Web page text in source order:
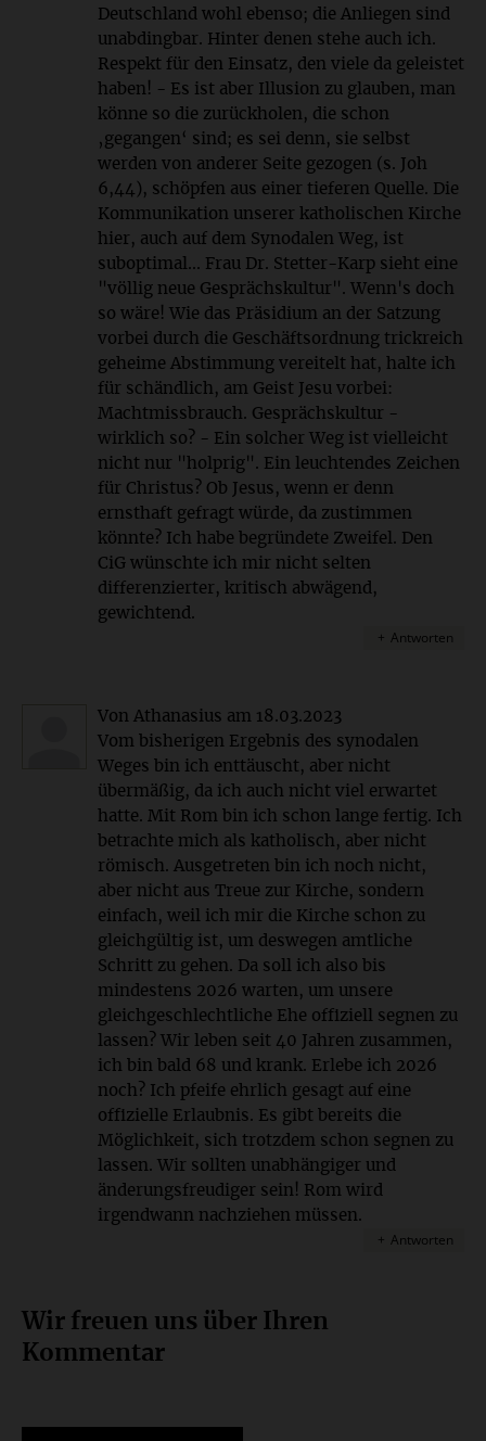
Deutschland wohl ebenso; die Anliegen sind
unabdingbar. Hinter denen stehe auch ich.
Respekt für den Einsatz, den viele da geleistet
haben! - Es ist aber Illusion zu glauben, man
könne so die zurückholen, die schon
‚gegangen‘ sind; es sei denn, sie selbst
werden von anderer Seite gezogen (s. Joh
6,44), schöpfen aus einer tieferen Quelle. Die
Kommunikation unserer katholischen Kirche
hier, auch auf dem Synodalen Weg, ist
suboptimal... Frau Dr. Stetter-Karp sieht eine
"völlig neue Gesprächskultur". Wenn's doch
so wäre! Wie das Präsidium an der Satzung
vorbei durch die Geschäftsordnung trickreich
geheime Abstimmung vereitelt hat, halte ich
für schändlich, am Geist Jesu vorbei:
Machtmissbrauch. Gesprächskultur -
wirklich so? - Ein solcher Weg ist vielleicht
nicht nur "holprig". Ein leuchtendes Zeichen
für Christus? Ob Jesus, wenn er denn
ernsthaft gefragt würde, da zustimmen
könnte? Ich habe begründete Zweifel. Den
CiG wünschte ich mir nicht selten
differenzierter, kritisch abwägend,
gewichtend.
Antworten
Von Athanasius am 18.03.2023
Vom bisherigen Ergebnis des synodalen
Weges bin ich enttäuscht, aber nicht
übermäßig, da ich auch nicht viel erwartet
hatte. Mit Rom bin ich schon lange fertig. Ich
betrachte mich als katholisch, aber nicht
römisch. Ausgetreten bin ich noch nicht,
aber nicht aus Treue zur Kirche, sondern
einfach, weil ich mir die Kirche schon zu
gleichgültig ist, um deswegen amtliche
Schritt zu gehen. Da soll ich also bis
mindestens 2026 warten, um unsere
gleichgeschlechtliche Ehe offiziell segnen zu
lassen? Wir leben seit 40 Jahren zusammen,
ich bin bald 68 und krank. Erlebe ich 2026
noch? Ich pfeife ehrlich gesagt auf eine
offizielle Erlaubnis. Es gibt bereits die
Möglichkeit, sich trotzdem schon segnen zu
lassen. Wir sollten unabhängiger und
änderungsfreudiger sein! Rom wird
irgendwann nachziehen müssen.
Antworten
Wir freuen uns über Ihren
Kommentar